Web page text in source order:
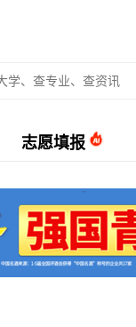
志愿填报